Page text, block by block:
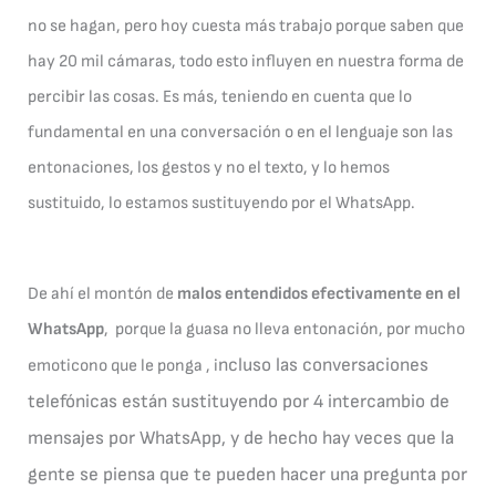
no se hagan, pero hoy cuesta más trabajo porque saben que
hay 20 mil cámaras, todo esto influyen en nuestra forma de
percibir las cosas. Es más, teniendo en cuenta que lo
fundamental en una conversación o en el lenguaje son las
entonaciones, los gestos y no el texto, y lo hemos
sustituido, lo estamos sustituyendo por el WhatsApp.
De ahí el montón de malos entendidos efectivamente en el
WhatsApp, porque la guasa no lleva entonación, por mucho
emoticono que le ponga , incluso las conversaciones
telefónicas están sustituyendo por 4 intercambio de
mensajes por WhatsApp, y de hecho hay veces que la
gente se piensa que te pueden hacer una pregunta por